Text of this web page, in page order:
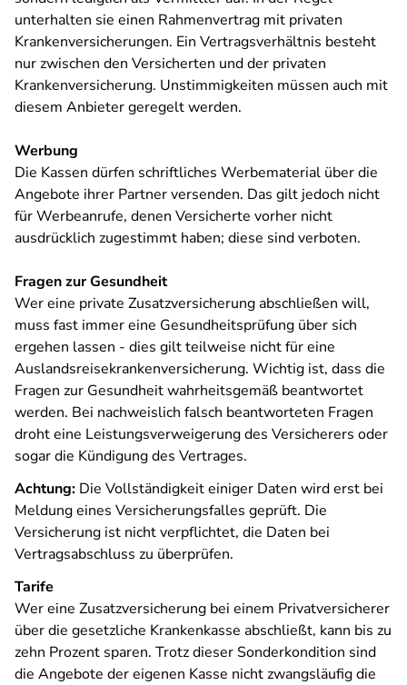
unterhalten sie einen Rahmenvertrag mit privaten
Krankenversicherungen. Ein Vertragsverhältnis besteht
nur zwischen den Versicherten und der privaten
Krankenversicherung. Unstimmigkeiten müssen auch mit
diesem Anbieter geregelt werden.
Werbung
Die Kassen dürfen schriftliches Werbematerial über die
Angebote ihrer Partner versenden. Das gilt jedoch nicht
für Werbeanrufe, denen Versicherte vorher nicht
ausdrücklich zugestimmt haben; diese sind verboten.
Fragen zur Gesundheit
Wer eine private Zusatzversicherung abschließen will,
muss fast immer eine Gesundheitsprüfung über sich
ergehen lassen - dies gilt teilweise nicht für eine
Auslandsreisekrankenversicherung. Wichtig ist, dass die
Fragen zur Gesundheit wahrheitsgemäß beantwortet
werden. Bei nachweislich falsch beantworteten Fragen
droht eine Leistungsverweigerung des Versicherers oder
sogar die Kündigung des Vertrages.
Achtung: Die Vollständigkeit einiger Daten wird erst bei
Meldung eines Versicherungsfalles geprüft. Die
Versicherung ist nicht verpflichtet, die Daten bei
Vertragsabschluss zu überprüfen.
Tarife
Wer eine Zusatzversicherung bei einem Privatversicherer
über die gesetzliche Krankenkasse abschließt, kann bis zu
zehn Prozent sparen. Trotz dieser Sonderkondition sind
die Angebote der eigenen Kasse nicht zwangsläufig die